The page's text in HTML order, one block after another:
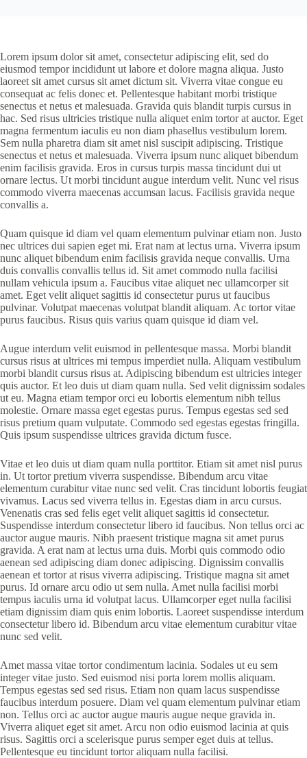
Lorem ipsum dolor sit amet, consectetur adipiscing elit, sed do
eiusmod tempor incididunt ut labore et dolore magna aliqua. Justo
laoreet sit amet cursus sit amet dictum sit. Viverra vitae congue eu
consequat ac felis donec et. Pellentesque habitant morbi tristique
senectus et netus et malesuada. Gravida quis blandit turpis cursus in
hac. Sed risus ultricies tristique nulla aliquet enim tortor at auctor. Eget
magna fermentum iaculis eu non diam phasellus vestibulum lorem.
Sem nulla pharetra diam sit amet nisl suscipit adipiscing. Tristique
senectus et netus et malesuada. Viverra ipsum nunc aliquet bibendum
enim facilisis gravida. Eros in cursus turpis massa tincidunt dui ut
ornare lectus. Ut morbi tincidunt augue interdum velit. Nunc vel risus
commodo viverra maecenas accumsan lacus. Facilisis gravida neque
convallis a.
Quam quisque id diam vel quam elementum pulvinar etiam non. Justo
nec ultrices dui sapien eget mi. Erat nam at lectus urna. Viverra ipsum
nunc aliquet bibendum enim facilisis gravida neque convallis. Urna
duis convallis convallis tellus id. Sit amet commodo nulla facilisi
nullam vehicula ipsum a. Faucibus vitae aliquet nec ullamcorper sit
amet. Eget velit aliquet sagittis id consectetur purus ut faucibus
pulvinar. Volutpat maecenas volutpat blandit aliquam. Ac tortor vitae
purus faucibus. Risus quis varius quam quisque id diam vel.
Augue interdum velit euismod in pellentesque massa. Morbi blandit
cursus risus at ultrices mi tempus imperdiet nulla. Aliquam vestibulum
morbi blandit cursus risus at. Adipiscing bibendum est ultricies integer
quis auctor. Et leo duis ut diam quam nulla. Sed velit dignissim sodales
ut eu. Magna etiam tempor orci eu lobortis elementum nibh tellus
molestie. Ornare massa eget egestas purus. Tempus egestas sed sed
risus pretium quam vulputate. Commodo sed egestas egestas fringilla.
Quis ipsum suspendisse ultrices gravida dictum fusce.
Vitae et leo duis ut diam quam nulla porttitor. Etiam sit amet nisl purus
in. Ut tortor pretium viverra suspendisse. Bibendum arcu vitae
elementum curabitur vitae nunc sed velit. Cras tincidunt lobortis feugiat
vivamus. Lacus sed viverra tellus in. Egestas diam in arcu cursus.
Venenatis cras sed felis eget velit aliquet sagittis id consectetur.
Suspendisse interdum consectetur libero id faucibus. Non tellus orci ac
auctor augue mauris. Nibh praesent tristique magna sit amet purus
gravida. A erat nam at lectus urna duis. Morbi quis commodo odio
aenean sed adipiscing diam donec adipiscing. Dignissim convallis
aenean et tortor at risus viverra adipiscing. Tristique magna sit amet
purus. Id ornare arcu odio ut sem nulla. Amet nulla facilisi morbi
tempus iaculis urna id volutpat lacus. Ullamcorper eget nulla facilisi
etiam dignissim diam quis enim lobortis. Laoreet suspendisse interdum
consectetur libero id. Bibendum arcu vitae elementum curabitur vitae
nunc sed velit.
Amet massa vitae tortor condimentum lacinia. Sodales ut eu sem
integer vitae justo. Sed euismod nisi porta lorem mollis aliquam.
Tempus egestas sed sed risus. Etiam non quam lacus suspendisse
faucibus interdum posuere. Diam vel quam elementum pulvinar etiam
non. Tellus orci ac auctor augue mauris augue neque gravida in.
Viverra aliquet eget sit amet. Arcu non odio euismod lacinia at quis
risus. Sagittis orci a scelerisque purus semper eget duis at tellus.
Pellentesque eu tincidunt tortor aliquam nulla facilisi.